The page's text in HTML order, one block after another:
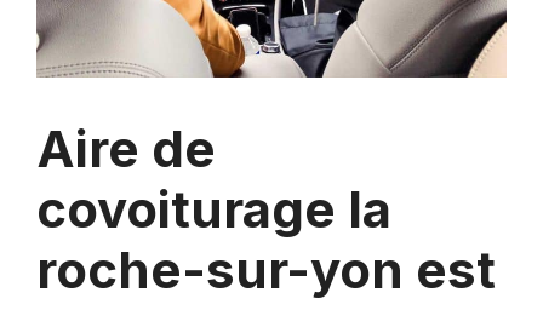
Aire de
covoiturage la
roche-sur-yon est